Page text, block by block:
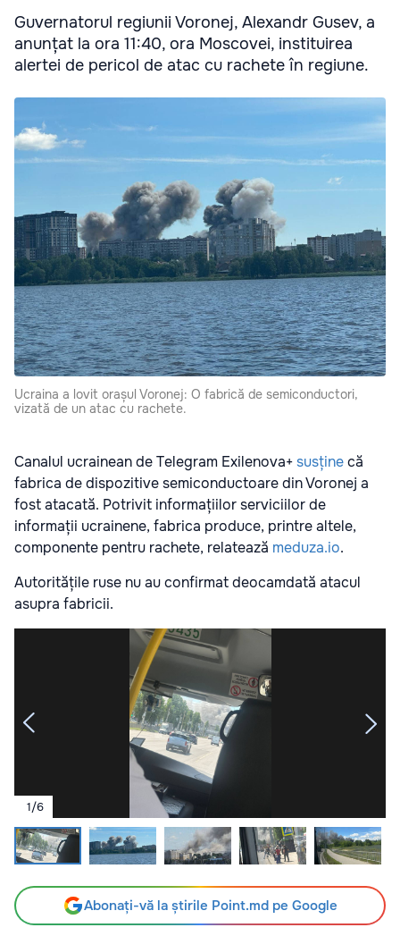
Guvernatorul regiunii Voronej, Alexandr Gusev, a
anunțat la ora 11:40, ora Moscovei, instituirea
alertei de pericol de atac cu rachete în regiune.
Ucraina a lovit orașul Voronej: O fabrică de semiconductori,
vizată de un atac cu rachete.
Canalul ucrainean de Telegram Exilenova+susținecă
fabrica de dispozitive semiconductoare din Voronej a
fost atacată. Potrivit informațiilor serviciilor de
informații ucrainene, fabrica produce, printre altele,
componente pentru rachete, relatează meduza.io.
Autoritățile ruse nu au confirmat deocamdată atacul
asupra fabricii.
1/6
Abonați-vă la știrile Point.md pe Google